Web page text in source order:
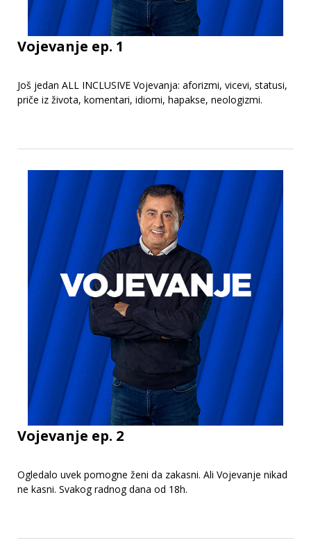
Vojevanje ep. 1
Još jedan ALL INCLUSIVE Vojevanja: aforizmi, vicevi, statusi,
priče iz života, komentari, idiomi, hapakse, neologizmi.
Vojevanje ep. 2
Ogledalo uvek pomogne ženi da zakasni. Ali Vojevanje nikad
ne kasni. Svakog radnog dana od 18h.